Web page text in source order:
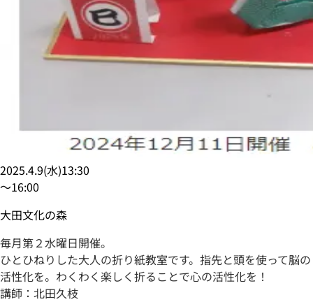
2025.4.9(水)13:30
〜16:00
大田文化の森
毎月第２水曜日開催。
ひとひねりした大人の折り紙教室です。指先と頭を使って脳の
活性化を。わくわく楽しく折ることで心の活性化を！
講師：北田久枝